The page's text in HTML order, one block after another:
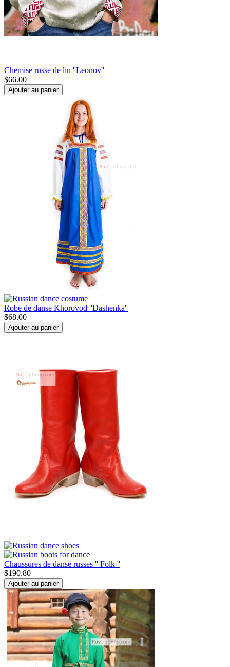
Chemise russe de lin ''Leonov''
$66.00
Ajouter au panier
Robe de danse Khorovod ''Dashenka''
$68.00
Ajouter au panier
Chaussures de danse russes '' Folk ''
$190.80
Ajouter au panier